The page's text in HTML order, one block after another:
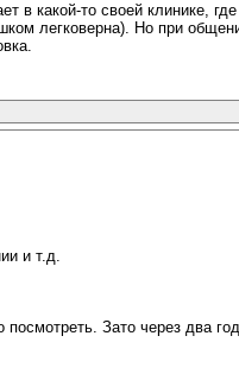
в какой-то своей клинике,
легковерна). Но при
и т.д.
Зато через два